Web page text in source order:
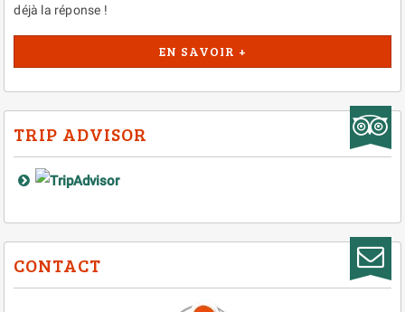
déjà la réponse !
EN SAVOIR +
TRIP ADVISOR
CONTACT